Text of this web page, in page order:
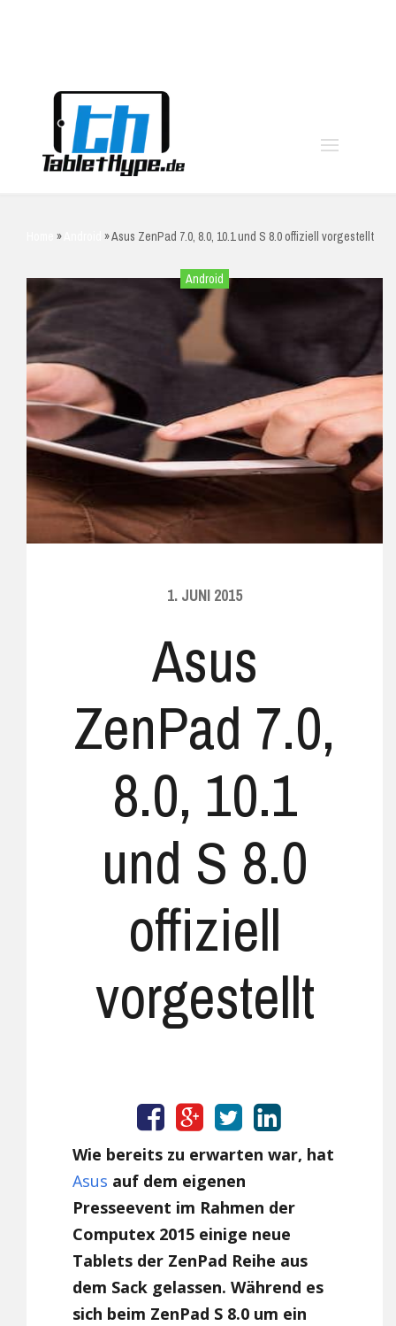
» »Asus ZenPad 7.0, 8.0, 10.1 und S 8.0 offiziell vorgestellt
Android
1. JUNI 2015
Asus
ZenPad 7.0,
8.0, 10.1
und S 8.0
offiziell
vorgestellt
Wie bereits zu erwarten war, hat
Asus auf dem eigenen
Presseevent im Rahmen der
Computex 2015 einige neue
Tablets der ZenPad Reihe aus
dem Sack gelassen. Während es
sich beim ZenPad S 8.0 um ein